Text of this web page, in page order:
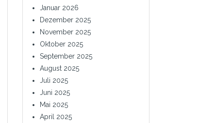
Januar 2026
Dezember 2025
November 2025
Oktober 2025
September 2025
August 2025
Juli 2025
Juni 2025
Mai 2025
April 2025